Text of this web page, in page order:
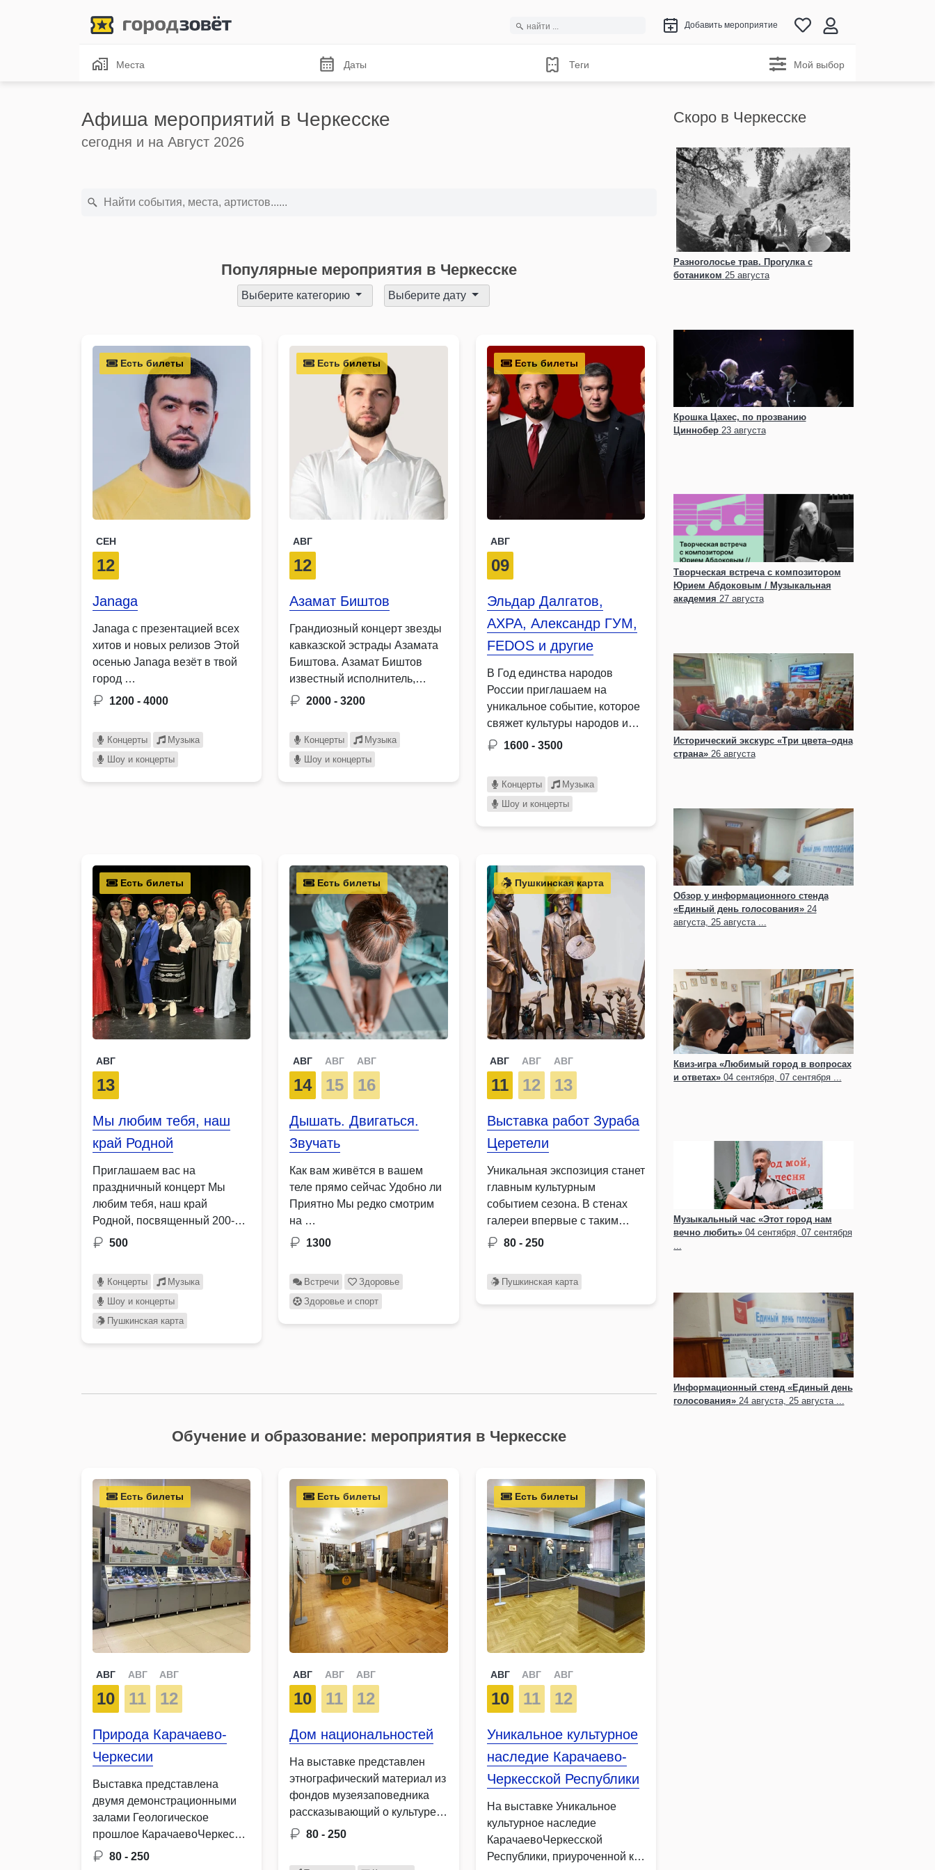
Добавить мероприятие
Места Даты Теги Мой выбор
Афиша мероприятий в Черкесске
сегодня и на Август 2026
Популярные мероприятия в Черкесске
Выберите категорию Выберите дату
Есть билеты
СЕН
12
Janaga
Janaga с презентацией всех
хитов и новых релизов Этой
осенью Janaga везёт в твой
город …
1200 - 4000
Концерты
Музыка
Шоу и концерты
Есть билеты
АВГ
12
Азамат Биштов
Грандиозный концерт звезды
кавказской эстрады Азамата
Биштова. Азамат Биштов
известный исполнитель,
завоевавший любовь
2000 - 3200
Концерты
Музыка
Шоу и концерты
Есть билеты
АВГ
09
Эльдар Далгатов,
АХРА, Александр ГУМ,
FEDOS и другие
В Год единства народов
России приглашаем на
уникальное событие, которое
свяжет культуры народов и
зарядит …
1600 - 3500
Концерты
Музыка
Шоу и концерты
Есть билеты
АВГ
13
Мы любим тебя, наш
край Родной
Приглашаем вас на
праздничный концерт Мы
любим тебя, наш край
Родной, посвященный 200-
летию любимого города …
500
Концерты
Музыка
Шоу и концерты
Пушкинская карта
Есть билеты
АВГ
14
АВГ
15
АВГ
16
Дышать. Двигаться.
Звучать
Как вам живётся в вашем
теле прямо сейчас Удобно ли
Приятно Мы редко смотрим
на …
1300
Встречи
Здоровье
Здоровье и спорт
Пушкинская карта
АВГ
11
АВГ
12
АВГ
13
Выставка работ Зураба
Церетели
Уникальная экспозиция станет
главным культурным
событием сезона. В стенах
галереи впервые с таким
размахом будет …
80 - 250
Пушкинская карта
Обучение и образование: мероприятия в Черкесске
Есть билеты
АВГ
10
АВГ
11
АВГ
12
Природа Карачаево-
Черкесии
Выставка представлена
двумя демонстрационными
залами Геологическое
прошлое КарачаевоЧеркесии
и Флора и фауна
80 - 250
Есть билеты
АВГ
10
АВГ
11
АВГ
12
Дом национальностей
На выставке представлен
этнографический материал из
фондов музеязаповедника
рассказывающий о культуре
народов КарачаевоЧеркесии
80 - 250
Есть билеты
АВГ
10
АВГ
11
АВГ
12
Уникальное культурное
наследие Карачаево-
Черкесской Республики
На выставке Уникальное
культурное наследие
КарачаевоЧеркесской
Республики, приуроченной к
Скоро в Черкесске
Разноголосье трав. Прогулка с
ботаником 25 августа
Крошка Цахес, по прозванию
Циннобер 23 августа
Творческая встреча с композитором
Юрием Абдоковым / Музыкальная
академия 27 августа
Исторический экскурс «Три цвета–одна
страна» 26 августа
Обзор у информационного стенда
«Единый день голосования» 24
августа, 25 августа ...
Квиз-игра «Любимый город в вопросах
и ответах» 04 сентября, 07 сентября ...
Музыкальный час «Этот город нам
вечно любить» 04 сентября, 07 сентября
...
Информационный стенд «Единый день
голосования» 24 августа, 25 августа ...